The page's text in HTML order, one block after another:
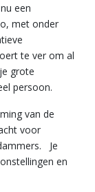
een
met onder
te ver om al
grote
persoon.
van de
voor
Je
en